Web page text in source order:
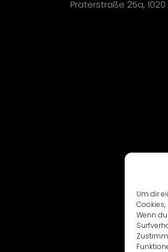
Um dir
Wenn
Praterstraße 25a, 1020